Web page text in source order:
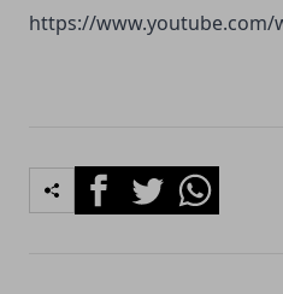
https://www.youtube.com/
FacebookTwitterWhatsapp